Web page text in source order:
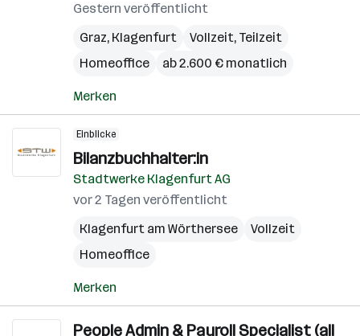
Gestern veröffentlicht
Graz, Klagenfurt
Vollzeit, Teilzeit
Homeoffice
ab 2.600 € monatlich
Merken
Einblicke
Bilanzbuchhalter:in
Stadtwerke Klagenfurt AG
vor 2 Tagen veröffentlicht
Klagenfurt am Wörthersee
Vollzeit
Homeoffice
Merken
People Admin & Payroll Specialist (all